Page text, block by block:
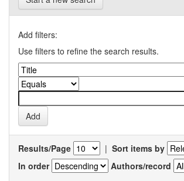
Add filters:
Use filters to refine the search results.
Results/Page | Sort items by
In order
Authors/record